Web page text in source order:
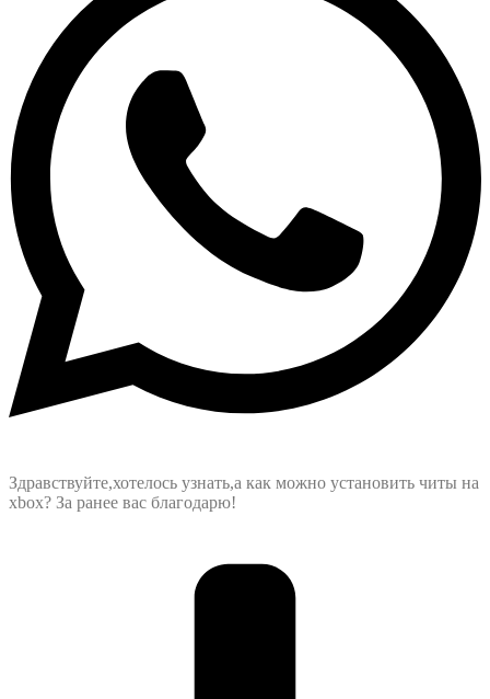
Здравствуйте,хотелось узнать,а как можно установить читы на
xbox? За ранее вас благодарю!